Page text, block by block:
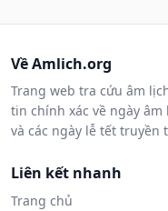
Về Amlich.org
Trang web tra cứu âm
tin chính xác về ngày
và các ngày lễ tết truyền
Liên kết nhanh
Trang chủ